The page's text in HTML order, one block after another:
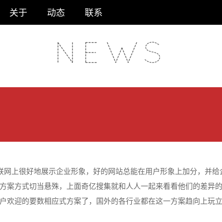
关于 动态 联系
N E W S
上很好地展示企业形象，好的网站总能在用户形象上加分，并
案方式切当悬殊，上面奇亿搜集就和人人一起来看看他们的差异
欢迎的要数相应式方案了，国外的各行业都在这一方案趋向上玩